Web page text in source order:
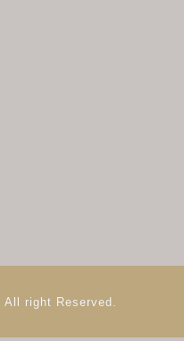
All right Reserved.